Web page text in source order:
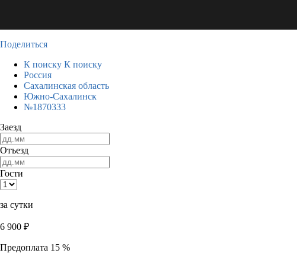
Поделиться
К поиску К поиску
Россия
Сахалинская область
Южно-Сахалинск
№1870333
Заезд
Отъезд
Гости
за сутки
6 900 ₽
Предоплата 15 %